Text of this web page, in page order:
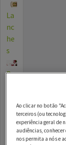
La
nc
he
s
Be
Die
tas
Ao clicar no botão
terceiros (ou
experiência geral de
audiências,
nos permita a nós e